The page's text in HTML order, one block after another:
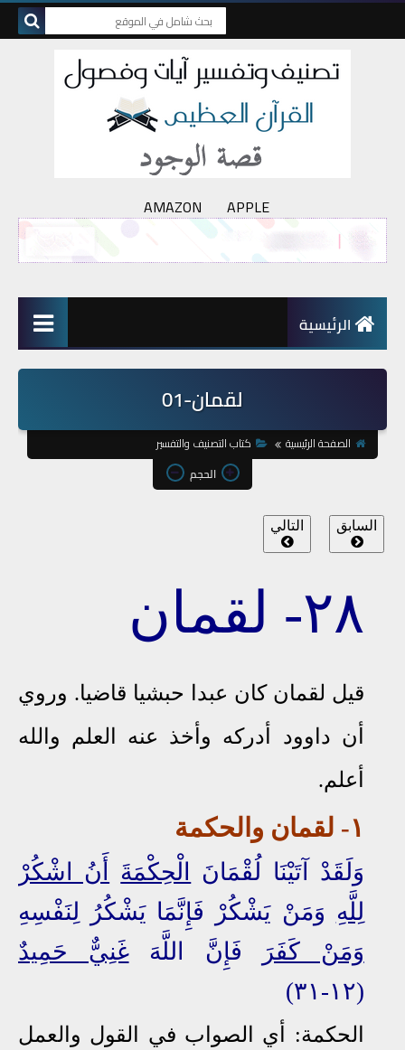
AMAZON APPLE
الرئيسية
لقمان-01
الصفحة الرئيسية
كتاب التصنيف والتفسير
الحجم
السابق التالي
٢٨- لقمان
قيل لقمان كان عبدا حبشيا قاضيا. وروي
أن داوود أدركه وأخذ عنه العلم والله
أعلم.
١- لقمان والحكمة
وَلَقَدْ آتَيْنَا لُقْمَانَ الْحِكْمَةَ
أَنُ اشْكُرْ
لِلَّهِ وَمَنْ يَشْكُرْ فَإِنَّمَا يَشْكُرُ لِنَفْسِهِ
وَمَنْ كَفَرَ
فَإِنَّ اللَّهَغَنِيٌّ حَمِيدٌ
(١٢-٣١)
الحكمة: أي الصواب في القول والعمل